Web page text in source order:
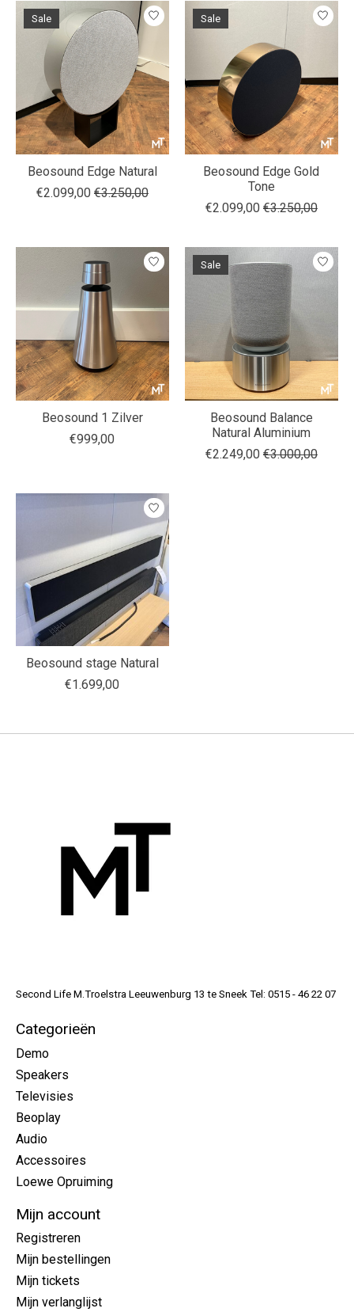
Sale
Beosound Edge Natural
€2.099,00 €3.250,00
Sale
Beosound Edge Gold
Tone
€2.099,00 €3.250,00
Beosound 1 Zilver
€999,00
Sale
Beosound Balance
Natural Aluminium
€2.249,00 €3.000,00
Beosound stage Natural
€1.699,00
Second Life M.Troelstra Leeuwenburg 13 te Sneek Tel: 0515 - 46 22 07
Categorieën
Demo
Speakers
Televisies
Beoplay
Audio
Accessoires
Loewe Opruiming
Mijn account
Registreren
Mijn bestellingen
Mijn tickets
Mijn verlanglijst